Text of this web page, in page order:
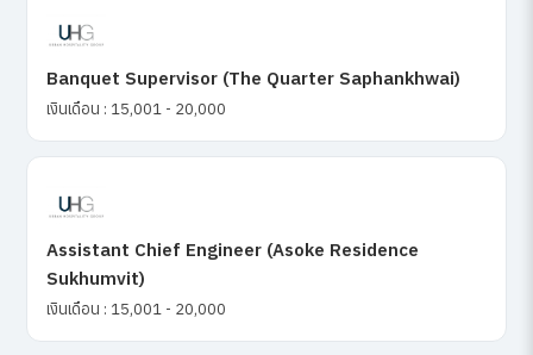
Banquet Supervisor (The Quarter Saphankhwai)
เงินเดือน : 15,001 - 20,000
Assistant Chief Engineer (Asoke Residence
Sukhumvit)
เงินเดือน : 15,001 - 20,000